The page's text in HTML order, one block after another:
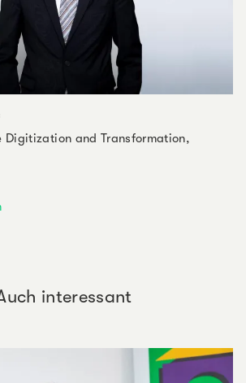
Digitization and Transformation,
interessant